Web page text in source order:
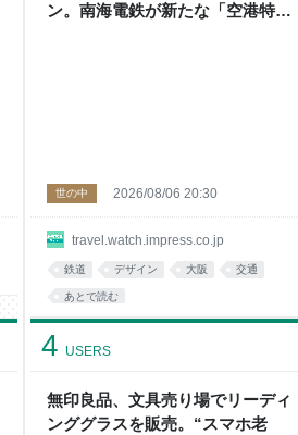
ン。南海電鉄が新たな「空港特
travel.watch.impress.co.jp
世の中 2026/08/06 20:30
鉄道 デザイン 大阪 交通
あとで読む
無印良品、文具売り場でリーディ
ンググラスを販売。“スマホ老
4 USERS